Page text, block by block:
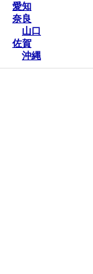
愛知
奈良
山口
佐賀
沖縄